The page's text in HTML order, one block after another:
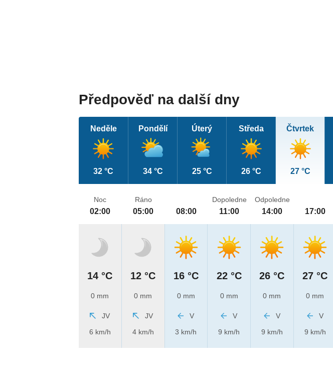
Předpověď na další dny
Neděle
32 °C
Pondělí
34 °C
Úterý
25 °C
Středa
26 °C
Čtvrtek
27 °C
Noc
02:00
14 °C
0 mm
JV
6 km/h
Ráno
05:00
12 °C
0 mm
JV
4 km/h
08:00
16 °C
0 mm
V
3 km/h
Dopoledne
11:00
22 °C
0 mm
V
9 km/h
Odpoledne
14:00
26 °C
0 mm
V
9 km/h
17:00
27 °C
0 mm
V
9 km/h